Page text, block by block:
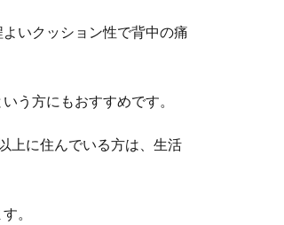
いクッション性で背中の痛
う方にもおすすめです。
上に住んでいる方は、生活
。